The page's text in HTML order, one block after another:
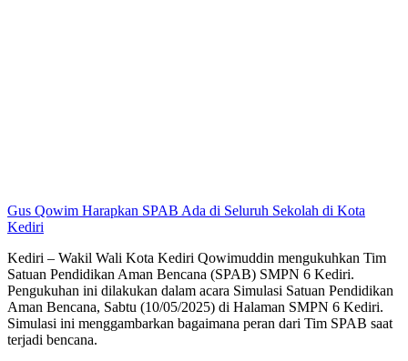
Gus Qowim Harapkan SPAB Ada di Seluruh Sekolah di Kota
Kediri
Kediri – Wakil Wali Kota Kediri Qowimuddin mengukuhkan Tim
Satuan Pendidikan Aman Bencana (SPAB) SMPN 6 Kediri.
Pengukuhan ini dilakukan dalam acara Simulasi Satuan Pendidikan
Aman Bencana, Sabtu (10/05/2025) di Halaman SMPN 6 Kediri.
Simulasi ini menggambarkan bagaimana peran dari Tim SPAB saat
terjadi bencana.